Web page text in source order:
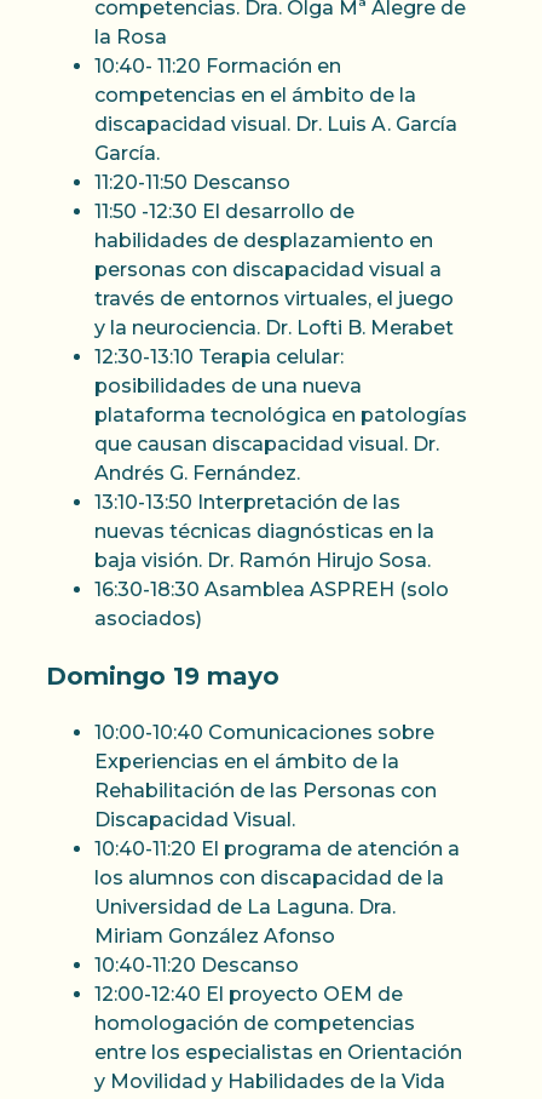
competencias. Dra. Olga Mª Alegre de
la Rosa
10:40- 11:20 Formación en
competencias en el ámbito de la
discapacidad visual. Dr. Luis A. García
García.
11:20-11:50 Descanso
11:50 -12:30 El desarrollo de
habilidades de desplazamiento en
personas con discapacidad visual a
través de entornos virtuales, el juego
y la neurociencia. Dr. Lofti B. Merabet
12:30-13:10 Terapia celular:
posibilidades de una nueva
plataforma tecnológica en patologías
que causan discapacidad visual. Dr.
Andrés G. Fernández.
13:10-13:50 Interpretación de las
nuevas técnicas diagnósticas en la
baja visión. Dr. Ramón Hirujo Sosa.
16:30-18:30 Asamblea ASPREH (solo
asociados)
Domingo 19 mayo
10:00-10:40 Comunicaciones sobre
Experiencias en el ámbito de la
Rehabilitación de las Personas con
Discapacidad Visual.
10:40-11:20 El programa de atención a
los alumnos con discapacidad de la
Universidad de La Laguna. Dra.
Miriam González Afonso
10:40-11:20 Descanso
12:00-12:40 El proyecto OEM de
homologación de competencias
entre los especialistas en Orientación
y Movilidad y Habilidades de la Vida